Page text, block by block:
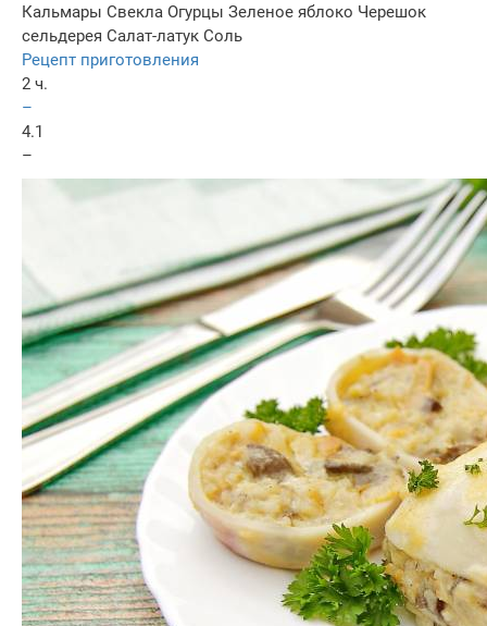
Кальмары Свекла Огурцы Зеленое яблоко Черешок
сельдерея Салат-латук Соль
Рецепт приготовления
2 ч.
–
4.1
–